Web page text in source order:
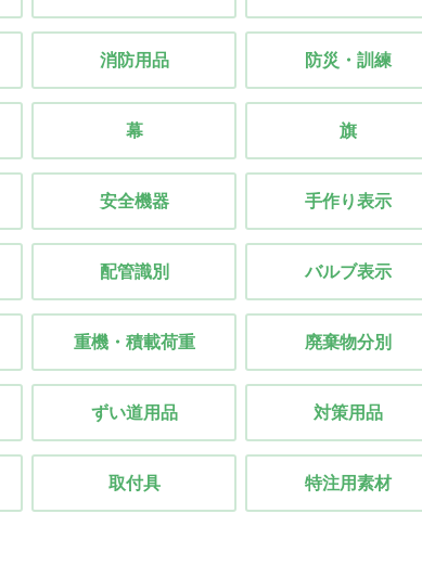
消防用品 防災・訓練
幕 旗
安全機器 手作り表示
配管識別 バルブ表示
重機・積載荷重 廃棄物分別
ずい道用品 対策用品
取付具 特注用素材